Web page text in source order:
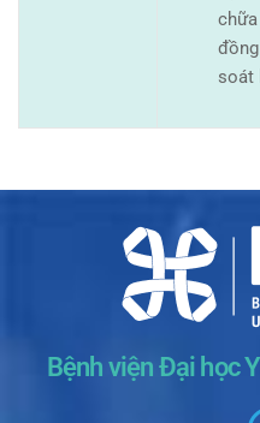
soát
Bệnh viện Đại học